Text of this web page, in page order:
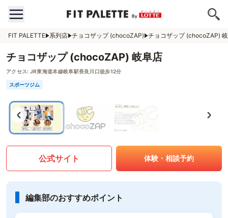
FIT PALETTE 系列店 チョコザップ (chocoZAP) チョコザップ (chocoZAP)
チョコザップ (chocoZAP) 岐阜店
アクセス: JR東海道本線岐阜駅長良川口徒歩12分
スポーツジム
公式サイト 体験・相談予約
編集部のおすすめポイント